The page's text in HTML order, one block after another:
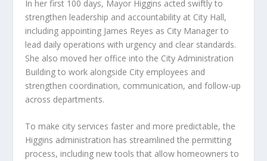
In her first 100 days, Mayor Higgins acted swiftly to
strengthen leadership and accountability at City Hall,
including appointing James Reyes as City Manager to
lead daily operations with urgency and clear standards.
She also moved her office into the City Administration
Building to work alongside City employees and
strengthen coordination, communication, and follow-up
across departments.
To make city services faster and more predictable, the
Higgins administration has streamlined the permitting
process, including new tools that allow homeowners to